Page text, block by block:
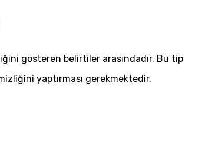
gösteren belirtiler arasındadır. Bu tip
yaptırması gerekmektedir.